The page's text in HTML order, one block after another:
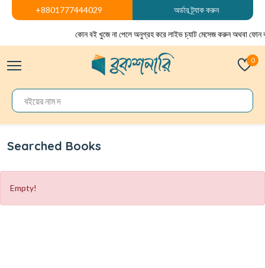
+8801777444029 অর্ডার ট্র্যাক করুন
কোন বই খুজে না পেলে অনুগ্রহ করে লাইভ চ্যাট মেসেজ করুন অথবা ফোন
0
Searched Books
Empty!